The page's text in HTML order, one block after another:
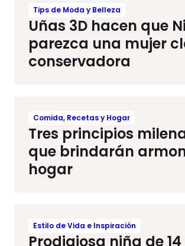
Tips de Moda y Belleza
Uñas 3D hacen que
parezca una mujer
conservadora
Comida, Recetas y Hogar
Tres principios
que brindarán
hogar
Estilo de Vida e Inspiración
Prodigiosa niña de